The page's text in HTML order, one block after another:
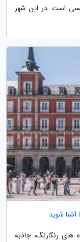
است. در این شهر
آشنا شوید
های رنگارنگ، جاذبه